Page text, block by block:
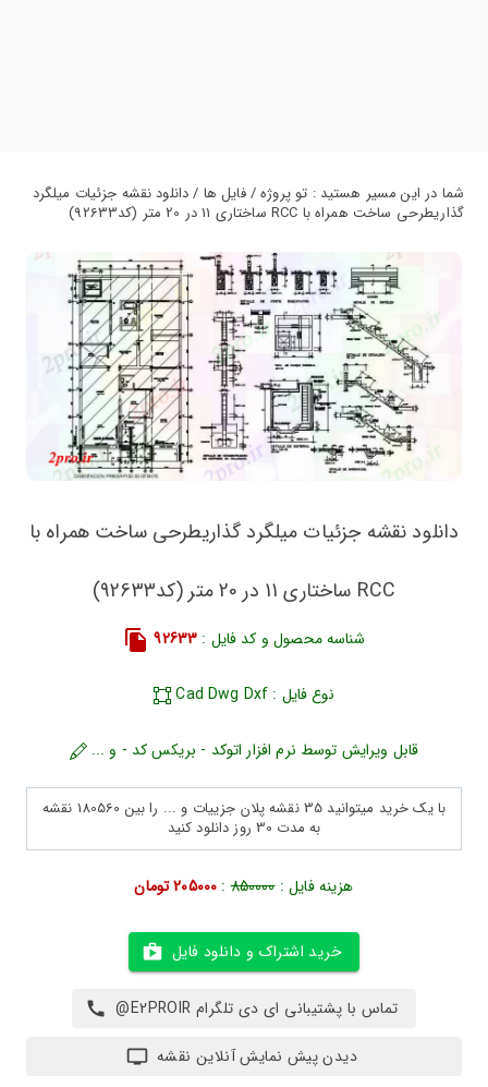
شما در این مسیر هستید : تو پروژه / فایل ها / دانلود نقشه جزئیات میلگرد
گذاریطرحی ساخت همراه با RCC ساختاری 11 در 20 متر (کد92633)
دانلود نقشه جزئیات میلگرد گذاریطرحی ساخت همراه با
RCC ساختاری 11 در 20 متر (کد92633)
شناسه محصول و کد فایل : 92633
نوع فایل : Cad Dwg Dxf
قابل ویرایش توسط نرم افزار اتوکد - بریکس کد - و ...
با یک خرید میتوانید 35 نقشه پلان جزییات و ... را بین 180560 نقشه
به مدت 30 روز دانلود کنید
هزینه فایل :850000
: 205000 تومان
خرید اشتراک و دانلود فایل
تماس با پشتیبانی ای دی تلگرام E2PROIR@
دیدن پیش نمایش آنلاین نقشه